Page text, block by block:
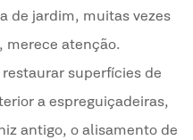
de jardim, muitas vezes
merece atenção.
superfícies de
a espreguiçadeiras,
antigo, o alisamento de